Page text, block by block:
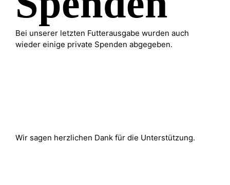
Bei unserer letzten Futterausgabe wurden auch
wieder einige private Spenden abgegeben.
Wir sagen herzlichen Dank für die Unterstützung.